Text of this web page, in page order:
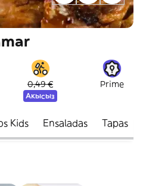
0,49 €
Акысыз
Prime
Kids Ensaladas Tapas